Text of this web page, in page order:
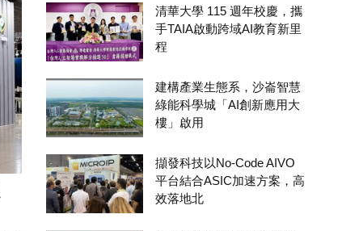
清華大學 115 週年校慶，攜
手TAIA啟動跨域AI教育新里
程
建構產業生態系，沙崙智慧
綠能科學城「AI創新應用大
樓」啟用
擷發科技以No-Code AIVO
平台結合ASIC加速方案，高
效落地北